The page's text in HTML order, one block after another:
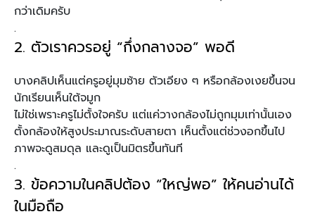
กว่าเดิมครับ
.
2. ตัวเราควรอยู่ “กึ่งกลางจอ” พอดี
บางคลิปเห็นแต่ครูอยู่มุมซ้าย ตัวเอียง ๆ หรือกล้องเงยขึ้นจน
นักเรียนเห็นใต้จมูก
ไม่ใช่เพราะครูไม่ตั้งใจครับ แต่แค่วางกล้องไม่ถูกมุมเท่านั้นเอง
ตั้งกล้องให้สูงประมาณระดับสายตา เห็นตั้งแต่ช่วงอกขึ้นไป
ภาพจะดูสมดุล และดูเป็นมิตรขึ้นทันที
.
3. ข้อความในคลิปต้อง “ใหญ่พอ” ให้คนอ่านได้
ในมือถือ